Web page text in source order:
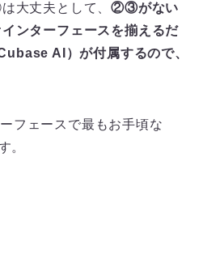
大丈夫として、②③がない
ンターフェースを揃えるだ
AI）が付属するので、
フェースで最もお手頃な
。